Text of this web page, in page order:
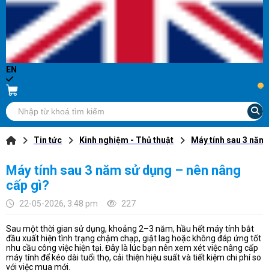
EN
...
Tin tức Kinh nghiệm - Thủ thuật Máy tính sau 3
Máy tính sau 3 năm sử dụng – nên nâng
cấp gì?
22-05-2026, 3:48 pm 227
Sau một thời gian sử dụng, khoảng 2–3 năm, hầu hết máy tính bắt
đầu xuất hiện tình trạng chậm chạp, giật lag hoặc không đáp ứng tốt
nhu cầu công việc hiện tại. Đây là lúc bạn nên xem xét việc nâng cấp
máy tính để kéo dài tuổi thọ, cải thiện hiệu suất và tiết kiệm chi phí so
với việc mua mới.